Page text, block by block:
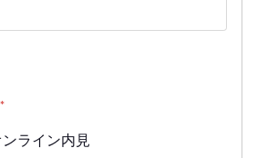
*
ンライン内見